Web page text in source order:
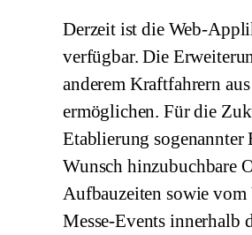
Derzeit ist die Web-
verfügbar. Die
anderem Kraftfahrern
ermöglichen. Für die
Etablierung sogenannter
Wunsch hinzubuchbare
Aufbauzeiten sowie vom
Messe-Events innerhalb